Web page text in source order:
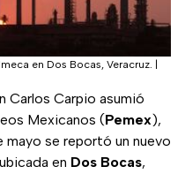
en Dos Bocas, Veracruz.
Carlos Carpio asumió
Mexicanos (Pemex),
mayo se reportó un nuevo
ubicada en Dos Bocas,